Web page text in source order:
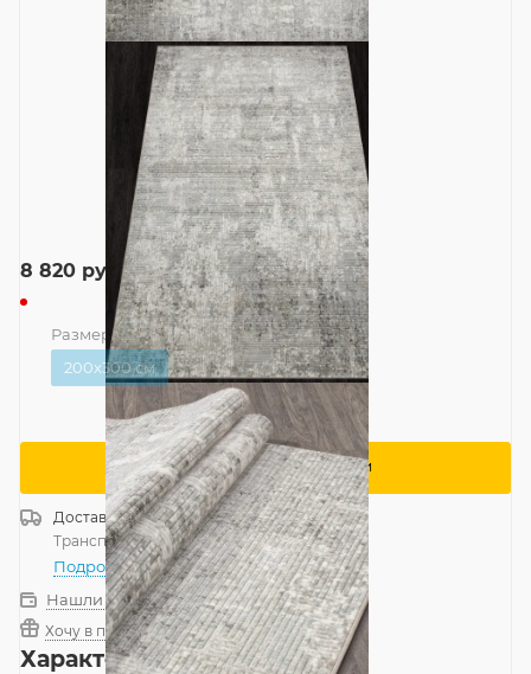
8 820 руб.
Размер — 200x300 см
200x300 см
Сообщить о поступлении
ДоставкаРоссия
Транспортной компанией —бесплатно
Подробнее
Нашли дешевле?
Хочу в подарок
Характеристики